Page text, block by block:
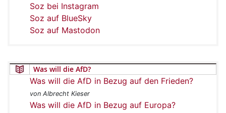
Soz bei Instagram
Soz auf BlueSky
Soz auf Mastodon
Was will die AfD?
Was will die AfD in Bezug auf den Frieden?
von Albrecht Kieser
Was will die AfD in Bezug auf Europa?